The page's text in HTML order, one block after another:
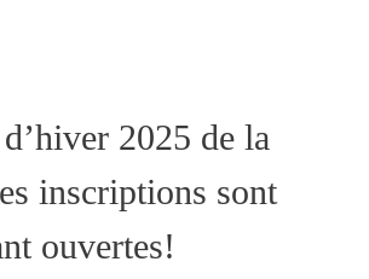
2025 de la
inscriptions sont
ouvertes!